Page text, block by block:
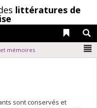
littératures de
Liens
mémoires
sont conservés et